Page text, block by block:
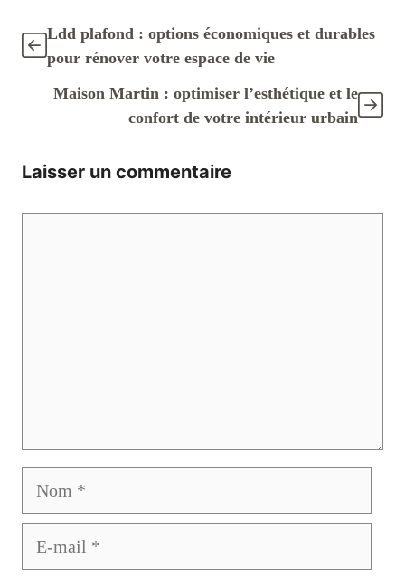
Ldd plafond : options économiques et durables
pour rénover votre espace de vie
Maison Martin : optimiser l’esthétique et le
confort de votre intérieur urbain
Laisser un commentaire